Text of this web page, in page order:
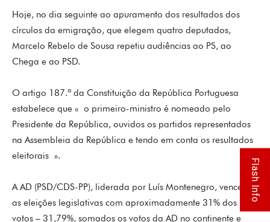
Hoje, no dia seguinte ao apuramento dos resultados dos
círculos da emigração, que elegem quatro deputados,
Marcelo Rebelo de Sousa repetiu audiências ao PS, ao
Chega e ao PSD.
O artigo 187.ª da Constituição da República Portuguesa
estabelece que « o primeiro-ministro é nomeado pelo
Presidente da República, ouvidos os partidos representados
na Assembleia da República e tendo em conta os resultados
eleitorais ».
A AD (PSD/CDS-PP), liderada por Luís Montenegro, venceu
as eleições legislativas com aproximadamente 31% dos
votos – 31,79%, somados os votos da AD no continente e
Flash Info